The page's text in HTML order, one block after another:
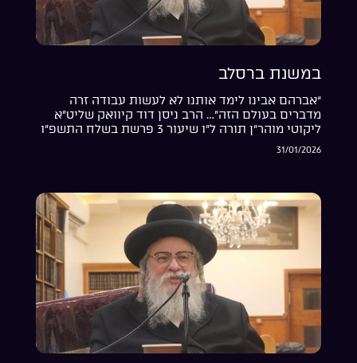
במשנת ברסלב
“אברהם אבינו לימד אותנו לא לעשות עבודה זרה
מדברים בעולם הזה”… הרב ניסן דוד קיוואק שליט”א
ליקוטי מוהר”ן תורה ל”ו שיעור 3 פרשת בשלח התשפ”ו
31/01/2026